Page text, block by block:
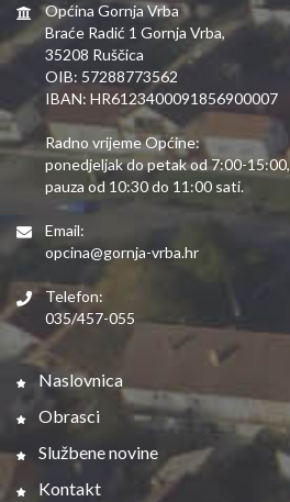
Općina Gornja Vrba
Braće Radić 1 Gornja Vrba,
35208 Ruščica
OIB: 57288773562
IBAN: HR6123400091856900007
Radno vrijeme Općine:
ponedjeljak do petak od 7:00-15:00,
pauza od 10:30 do 11:00 sati.
Email:
opcina@gornja-vrba.hr
Telefon:
035/457-055
Naslovnica
Obrasci
Službene novine
Kontakt